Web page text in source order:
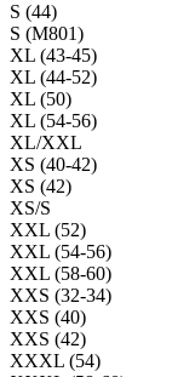
S (44)
S (M801)
XL (43-45)
XL (44-52)
XL (50)
XL (54-56)
XL/XXL
XS (40-42)
XS (42)
XS/S
XXL (52)
XXL (54-56)
XXL (58-60)
XXS (32-34)
XXS (40)
XXS (42)
XXXL (54)